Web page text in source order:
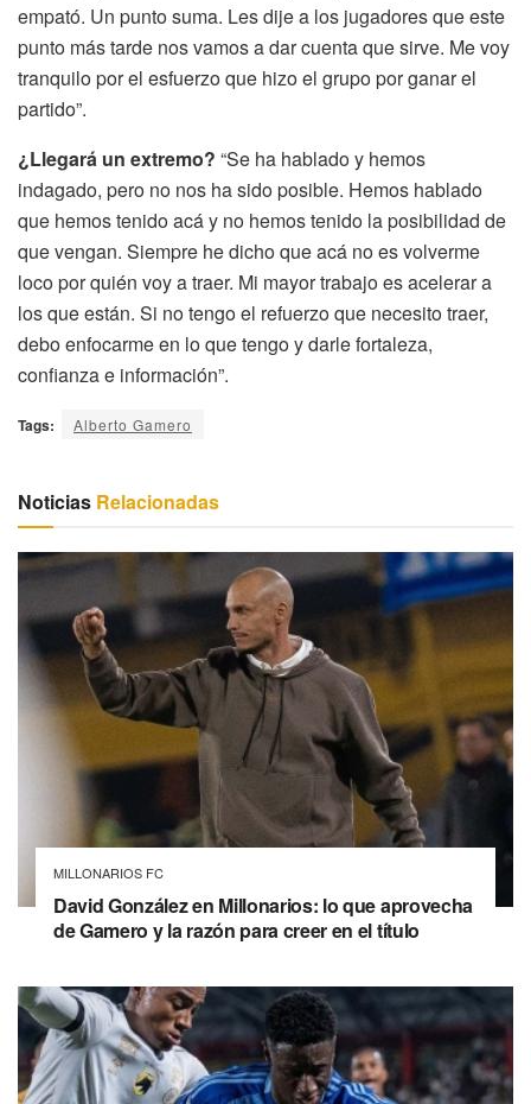
empató. Un punto suma. Les dije a los jugadores que este
punto más tarde nos vamos a dar cuenta que sirve. Me voy
tranquilo por el esfuerzo que hizo el grupo por ganar el
partido”.
¿Llegará un extremo? “Se ha hablado y hemos
indagado, pero no nos ha sido posible. Hemos hablado
que hemos tenido acá y no hemos tenido la posibilidad de
que vengan. Siempre he dicho que acá no es volverme
loco por quién voy a traer. Mi mayor trabajo es acelerar a
los que están. Si no tengo el refuerzo que necesito traer,
debo enfocarme en lo que tengo y darle fortaleza,
confianza e información”.
Tags: Alberto Gamero
Noticias Relacionadas
MILLONARIOS FC
David González en Millonarios: lo que aprovecha
de Gamero y la razón para creer en el título